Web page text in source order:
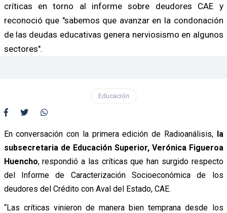
críticas en torno al informe sobre deudores CAE y
reconoció que "sabemos que avanzar en la condonación
de las deudas educativas genera nerviosismo en algunos
sectores".
Educación
En conversación con la primera edición de Radioanálisis, la
subsecretaria de Educación Superior, Verónica Figueroa
Huencho, respondió a las críticas que han surgido respecto
del Informe de Caracterización Socioeconómica de los
deudores del Crédito con Aval del Estado, CAE.
“Las críticas vinieron de manera bien temprana desde los